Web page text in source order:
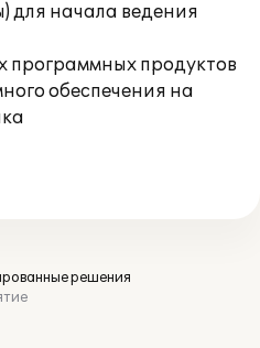
для начала ведения
продуктов
обеспечения на
решения